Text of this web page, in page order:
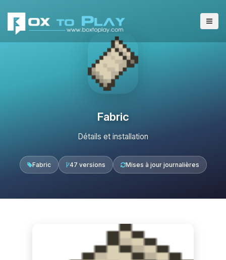
Fabric
Détails et installation
Fabric 47 versions Mises à jour journalières